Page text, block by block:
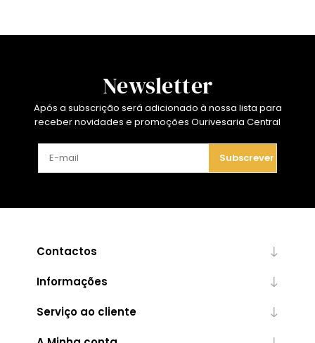
Newsletter
Após a subscrição será adicionado à nossa lista para
receber novidades e promoções Ourivesaria Central
Subscrever
Contactos
Informações
Serviço ao cliente